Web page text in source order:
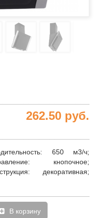
262.50 руб.
650 м3/ч;
кнопочное;
декоративная;
В корзину